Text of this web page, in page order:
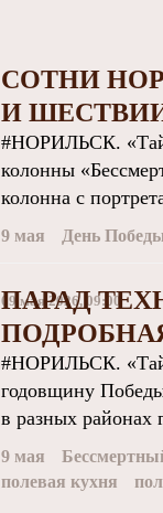
СОТНИ
И
#НОРИЛЬСК.
колонны
колонна с
9 мая День
09 мая 2026, 09:00
ПАРАД
#НОРИЛЬСК.
годовщину
в разных районах
9 мая
полевая кухня